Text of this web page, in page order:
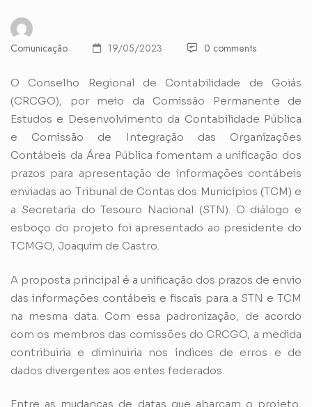
Comunicação 19/05/2023 0 comments
O Conselho Regional de Contabilidade de Goiás
(CRCGO), por meio da Comissão Permanente de
Estudos e Desenvolvimento da Contabilidade Pública
e Comissão de Integração das Organizações
Contábeis da Área Pública fomentam a unificação dos
prazos para apresentação de informações contábeis
enviadas ao Tribunal de Contas dos Municípios (TCM) e
a Secretaria do Tesouro Nacional (STN). O diálogo e
esboço do projeto foi apresentado ao presidente do
TCMGO, Joaquim de Castro.
A proposta principal é a unificação dos prazos de envio
das informações contábeis e fiscais para a STN e TCM
na mesma data. Com essa padronização, de acordo
com os membros das comissões do CRCGO, a medida
contribuiria e diminuiria nos índices de erros e de
dados divergentes aos entes federados.
Entre as mudanças de datas que abarcam o projeto,